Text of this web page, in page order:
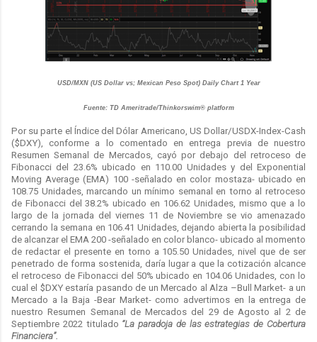
USD/MXN (US Dollar vs; Mexican Peso Spot) Daily Chart 1 Year
Fuente: TD Ameritrade/Thinkorswim® platform
Por su parte el Índice del Dólar Americano, US Dollar/USDX-Index-Cash
($DXY), conforme a lo comentado en entrega previa de nuestro
Resumen Semanal de Mercados, cayó por debajo del retroceso de
Fibonacci del 23.6% ubicado en 110.00 Unidades y del Exponential
Moving Average (EMA) 100 -señalado en color mostaza- ubicado en
108.75 Unidades, marcando un mínimo semanal en torno al retroceso
de Fibonacci del 38.2% ubicado en 106.62 Unidades, mismo que a lo
largo de la jornada del viernes 11 de Noviembre se vio amenazado
cerrando la semana en 106.41 Unidades, dejando abierta la posibilidad
de alcanzar el EMA 200 -señalado en color blanco- ubicado al momento
de redactar el presente en torno a 105.50 Unidades, nivel que de ser
penetrado de forma sostenida, daría lugar a que la cotización alcance
el retroceso de Fibonacci del 50% ubicado en 104.06 Unidades, con lo
cual el $DXY estaría pasando de un Mercado al Alza –Bull Market- a un
Mercado a la Baja -Bear Market- como advertimos en la entrega de
nuestro Resumen Semanal de Mercados del 29 de Agosto al 2 de
Septiembre 2022 titulado “La paradoja de las estrategias de Cobertura
Financiera”.